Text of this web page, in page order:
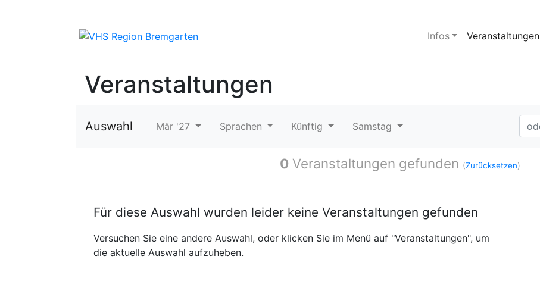
Infos Veranstaltungen
Veranstaltungen
Auswahl Mär '27 Sprachen Künftig Samstag
0 Veranstaltungen gefunden (Zurücksetzen)
Für diese Auswahl wurden leider keine Veranstaltungen gefunden
Versuchen Sie eine andere Auswahl, oder klicken Sie im Menü auf "Veranstaltungen", um
die aktuelle Auswahl aufzuheben.